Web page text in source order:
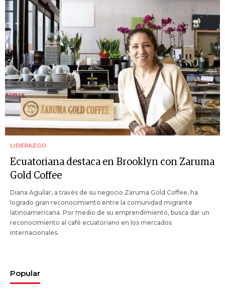
LIDERAZGO
Ecuatoriana destaca en Brooklyn con Zaruma
Gold Coffee
Diana Aguilar, a través de su negocio Zaruma Gold Coffee, ha
logrado gran reconocimiento entre la comunidad migrante
latinoamericana. Por medio de su emprendimiento, busca dar un
reconocimiento al café ecuatoriano en los mercados
internacionales.
Popular